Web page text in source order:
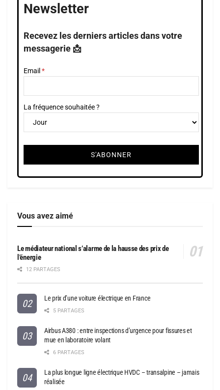
Newsletter
Recevez les derniers articles dans votre
messagerie 📩
Email
La fréquence souhaitée ?
Vous avez aimé
Le médiateur national s’alarme de la hausse des prix de
l’énergie
12 PARTAGES
Le prix d’une voiture électrique en France
5 PARTAGES
Airbus A380 : entre inspections d’urgence pour fissures et
mue en laboratoire volant
6 PARTAGES
La plus longue ligne électrique HVDC – transalpine – jamais
réalisée